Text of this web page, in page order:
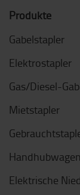
Produkte
Gabelstapler
Elektrostapler
Gas/Diesel-
Mietstapler
Handhubwagen
Elektrische